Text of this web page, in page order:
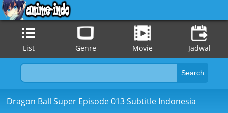
List Genre Movie Jadwal
Dragon Ball Super Episode 013 Subtitle Indonesia